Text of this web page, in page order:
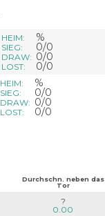
HEIM: %
SIEG: 0/0
DRAW: 0/0
LOST: 0/0
HEIM: %
SIEG: 0/0
DRAW: 0/0
LOST: 0/0
Durchschn. neben das
Tor
?
0.00